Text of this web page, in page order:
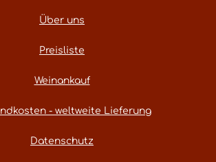
Über uns
Preisliste
Weinankauf
- weltweite Lieferung
Datenschutz